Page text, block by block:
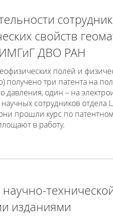
свойств
ИМГиГ ДВО РАН
полей и
получено три патента на
давления, один – на
сотрудников отдела
прошли курс по
в работу.
изданиями